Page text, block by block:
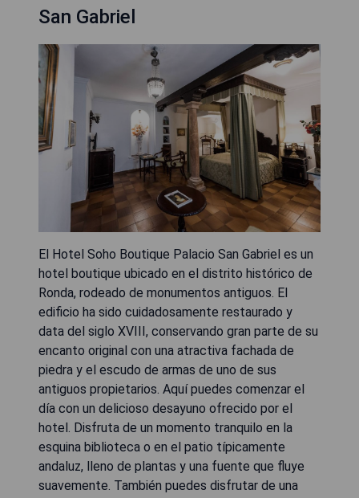
San Gabriel
El Hotel Soho Boutique Palacio San Gabriel es un
hotel boutique ubicado en el distrito histórico de
Ronda, rodeado de monumentos antiguos. El
edificio ha sido cuidadosamente restaurado y
data del siglo XVIII, conservando gran parte de su
encanto original con una atractiva fachada de
piedra y el escudo de armas de uno de sus
antiguos propietarios. Aquí puedes comenzar el
día con un delicioso desayuno ofrecido por el
hotel. Disfruta de un momento tranquilo en la
esquina biblioteca o en el patio típicamente
andaluz, lleno de plantas y una fuente que fluye
suavemente. También puedes disfrutar de una